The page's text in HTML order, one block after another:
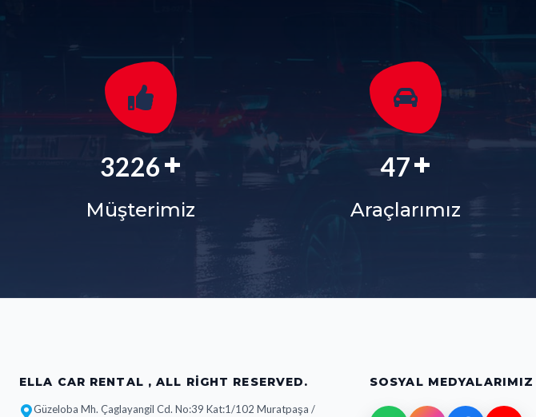
3829+
Müşterimiz
56+
Araçlarımız
ELLA CAR RENTAL , ALL RIGHT RESERVED.
Güzeloba Mh. Çaglayangil Cd. No:39 Kat:1/102 Muratpaşa /
SOSYAL MEDYALARIMIZ